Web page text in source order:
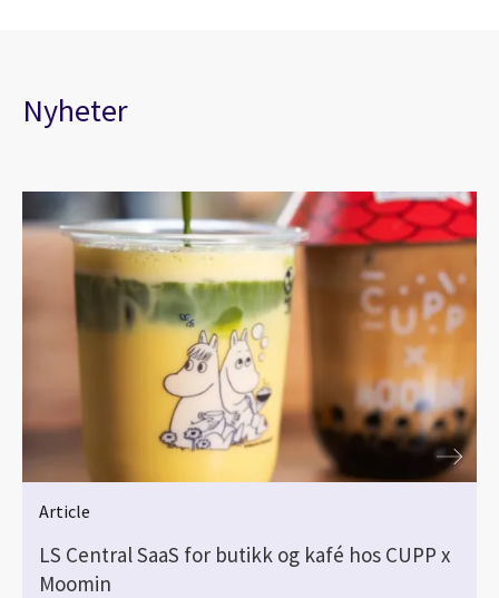
Nyheter
Article
LS Central SaaS for butikk og kafé hos CUPP x
Moomin